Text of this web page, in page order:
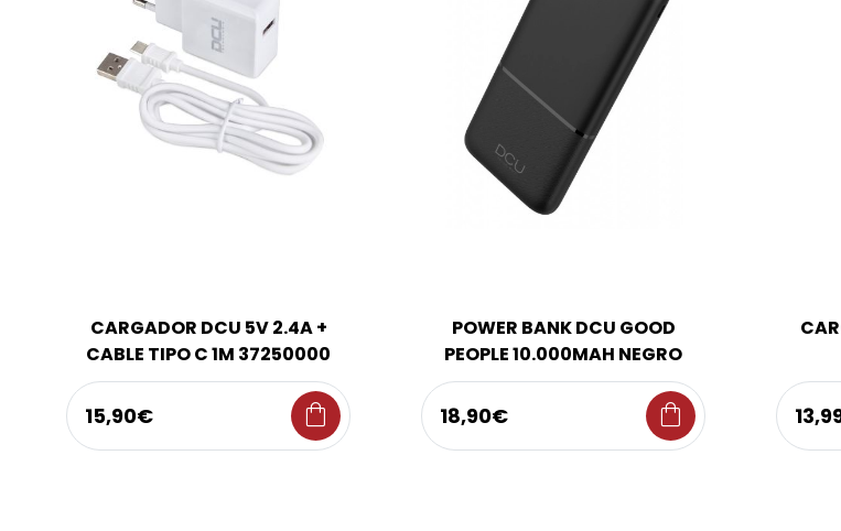
CARGADOR DCU 5V 2.4A +
CABLE TIPO C 1M 37250000
15,90€ shopping_bag
POWER BANK DCU GOOD
PEOPLE 10.000MAH NEGRO
18,90€ shopping_bag